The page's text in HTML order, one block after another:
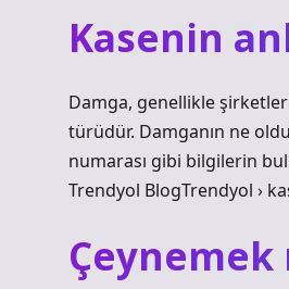
Kasenin
Damga, genellikle
türüdür. Damganın ne
numarası gibi bilgilerin
Trendyol BlogTrendyol ›
Çeynemek